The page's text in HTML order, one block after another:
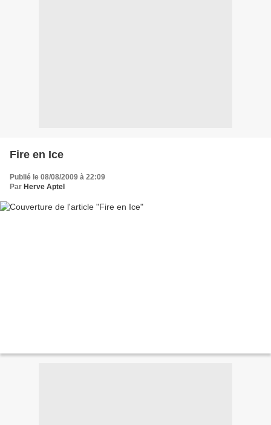
Fire en Ice
Publié le 08/08/2009 à 22:09
Par Herve Aptel